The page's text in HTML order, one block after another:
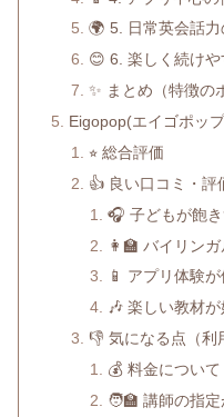
🌍 5. 日常英会話
😊 6. 楽しく続け
✨ まとめ（特徴の
Eigopop(エイゴポッ
⭐︎ 総合評価
👍 良い口コミ・評
🎧 子どもが飽
👩‍🏫 バイリン
📱 アプリ体験が
🎶 楽しい教材が
👎 気になる点（利
💰 料金について
🧑‍🏫 講師の指